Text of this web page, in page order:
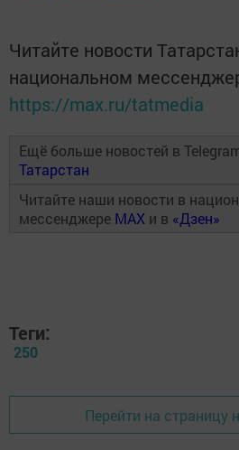
Читайте новости
национальном
https://max.ru/tatmedia
Ещё больше новостей в
Татарстан
Читайте наши новости в
мессенджере MAX и в «Дзен»
Теги:
250
Перейти на страницу